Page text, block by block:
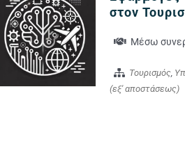
στον
Μέσω
Τουρισμός,
(εξ' αποστάσεως)